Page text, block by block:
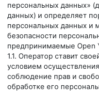
персональных данных»
данных) и определяет
персональных данных и
безопасности
предпринимаемые Open
1.1. Оператор ставит
условием
соблюдение прав и
обработке его